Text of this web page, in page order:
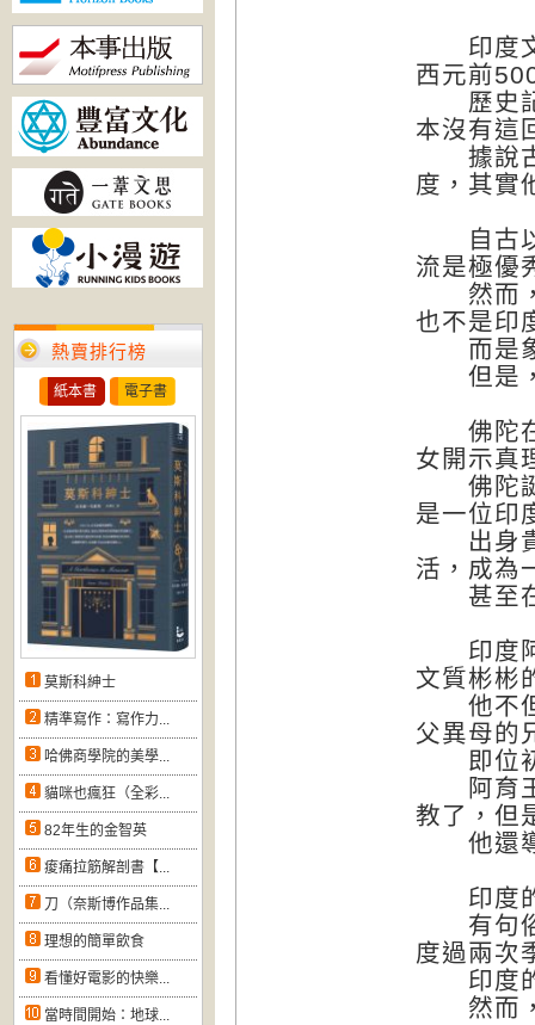
熱賣排行榜
紙本書 電子書
莫斯科紳士
精準寫作：寫作力...
哈佛商學院的美學...
貓咪也瘋狂（全彩...
82年生的金智英
痠痛拉筋解剖書【...
刀（奈斯博作品集...
理想的簡單飲食
看懂好電影的快樂...
當時間開始：地球...
印度文
西元前
歷史記
本沒有
據說古
度，其實
自古以
流是極優
然而，
也不是印
而是象
但是，
佛陀在
女開示真
佛陀誕
是一位印
出身貴
活，成為
甚至在
印度阿
文質彬彬
他不但
父異母的
即位初
阿育王
教了，但
他還導
印度的
有句俗
度過兩次
印度的
然而，